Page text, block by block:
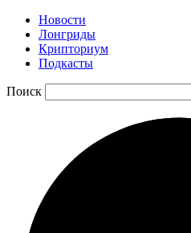
Новости
Лонгриды
Крипториум
Подкасты
Поиск